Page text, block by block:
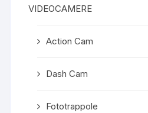
VIDEOCAMERE
Action Cam
Dash Cam
Fototrappole